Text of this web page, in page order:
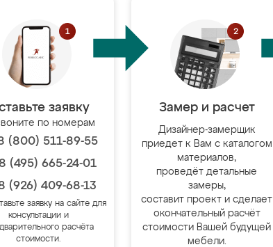
заявку
по номерам
(800) 511-89-55
(495) 665-24-01
(926) 409-68-13
заявку на сайте для
консультации и
расчёта
стоимости.
Замер и расчет
Дизайнер-замерщик
приедет к Вам с каталогом
материалов,
проведёт детальные
замеры,
составит проект и сделает
окончательный расчёт
стоимости Вашей будущей
мебели.